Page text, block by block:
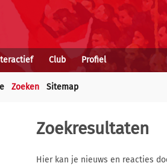
Club Profiel
Zoeken Sitemap
Zoekresultaten
Hier kan je nieuws en reacties